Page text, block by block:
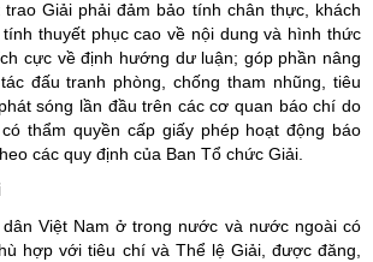
Giải phải đảm bảo tính chân thực, khách
thuyết phục cao về nội dung và hình thức
cực về định hướng dư luận; góp phần nâng
đấu tranh phòng, chống tham nhũng, tiêu
sóng lần đầu trên các cơ quan báo chí do
thẩm quyền cấp giấy phép hoạt động báo
các quy định của Ban Tổ chức Giải.
Việt Nam ở trong nước và nước ngoài có
hợp với tiêu chí và Thể lệ Giải, được đăng,